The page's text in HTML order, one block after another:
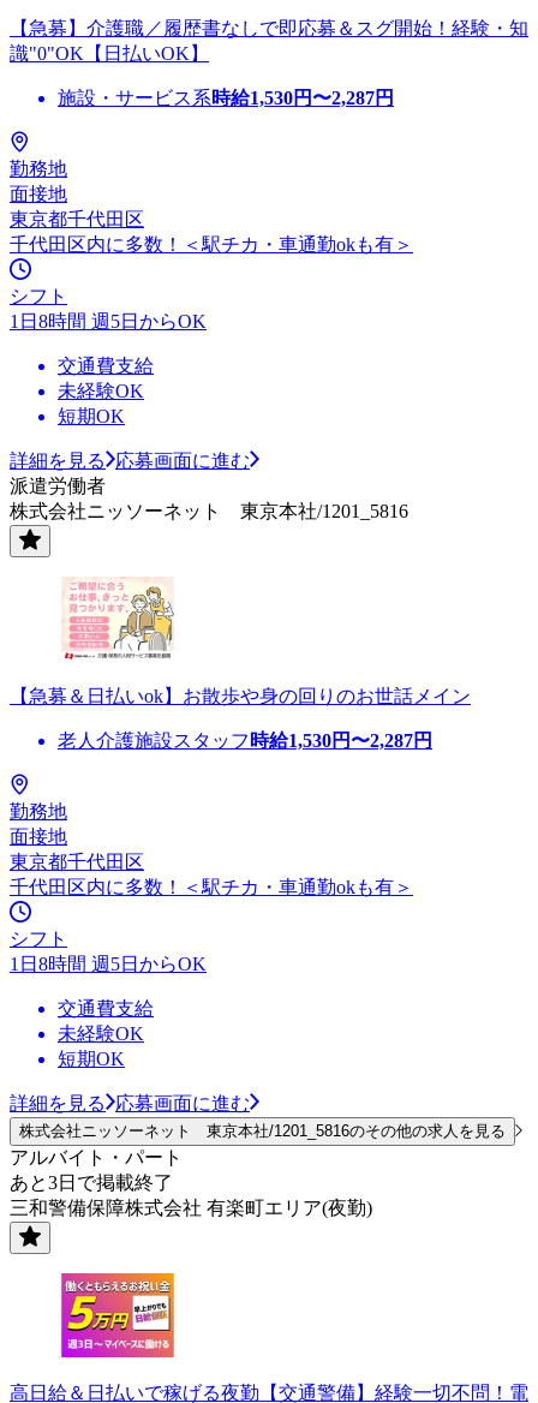
【急募】介護職／履歴書なしで即応募＆スグ開始！経験・知
識"0"OK【日払いOK】
施設・サービス系時給1,530円〜2,287円
勤務地
面接地
東京都千代田区
千代田区内に多数！＜駅チカ・車通勤okも有＞
シフト
1日8時間 週5日からOK
交通費支給
未経験OK
短期OK
詳細を見る
応募画面に進む
派遣労働者
株式会社ニッソーネット 東京本社/1201_5816
【急募＆日払いok】お散歩や身の回りのお世話メイン
老人介護施設スタッフ 時給1,530円〜2,287円
勤務地
面接地
東京都千代田区
千代田区内に多数！＜駅チカ・車通勤okも有＞
シフト
1日8時間 週5日からOK
交通費支給
未経験OK
短期OK
詳細を見る 応募画面に進む
株式会社ニッソーネット 東京本社/1201_5816のその他の求人を見る
アルバイト・パート
あと3日で掲載終了
三和警備保障株式会社 有楽町エリア(夜勤)
高日給＆日払いで稼げる夜勤【交通警備】経験一切不問！電